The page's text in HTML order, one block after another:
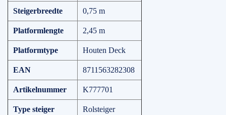
Steigerbreedte 0,75 m
Platformlengte 2,45 m
Platformtype Houten Deck
EAN 8711563282308
Artikelnummer K777701
Type steiger Rolsteiger